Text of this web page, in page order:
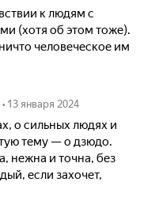
к людям с
(хотя об этом тоже).
человеческое им
• 13 января 2024
о сильных людях и
тему — о дзюдо.
нежна и точна, без
если захочет,